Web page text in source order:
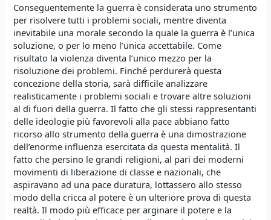
Conseguentemente la guerra è considerata uno strumento
per risolvere tutti i problemi sociali, mentre diventa
inevitabile una morale secondo la quale la guerra è l’unica
soluzione, o per lo meno l’unica accettabile. Come
risultato la violenza diventa l’unico mezzo per la
risoluzione dei problemi. Finché perdurerà questa
concezione della storia, sarà difficile analizzare
realisticamente i problemi sociali e trovare altre soluzioni
al di fuori della guerra. Il fatto che gli stessi rappresentanti
delle ideologie più favorevoli alla pace abbiano fatto
ricorso allo strumento della guerra è una dimostrazione
dell’enorme influenza esercitata da questa mentalità. Il
fatto che persino le grandi religioni, al pari dei moderni
movimenti di liberazione di classe e nazionali, che
aspiravano ad una pace duratura, lottassero allo stesso
modo della cricca al potere è un ulteriore prova di questa
realtà. Il modo più efficace per arginare il potere e la